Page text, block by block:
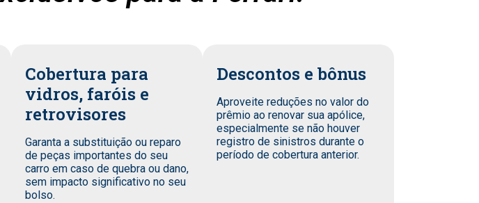
Cobertura para
vidros, faróis e
retrovisores
Garanta a substituição ou reparo
de peças importantes do seu
carro em caso de quebra ou dano,
sem impacto significativo no seu
bolso.
Descontos e bônus
Aproveite reduções no valor do
prêmio ao renovar sua apólice,
especialmente se não houver
registro de sinistros durante o
período de cobertura anterior.